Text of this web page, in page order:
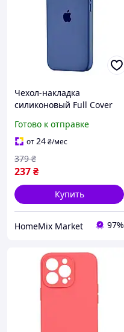
Чехол-накладка
силиконовый Full Cover
камеры с микрофиброй
внутри синий Denim Blue
PT-14118
Готово к отправке
от24₴/мес
237₴
379 ₴
Купить
HomeMix Market 97%